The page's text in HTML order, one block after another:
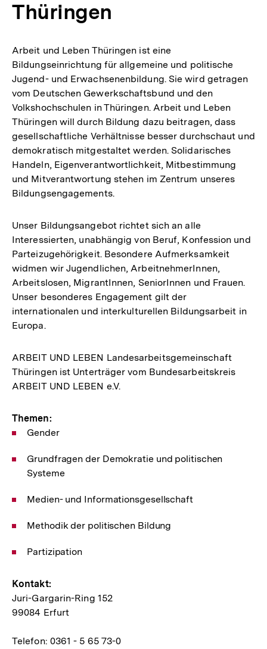
Thüringen
Arbeit und Leben Thüringen ist eine
Bildungseinrichtung für allgemeine und politische
Jugend- und Erwachsenenbildung. Sie wird getragen
vom Deutschen Gewerkschaftsbund und den
Volkshochschulen in Thüringen. Arbeit und Leben
Thüringen will durch Bildung dazu beitragen, dass
gesellschaftliche Verhältnisse besser durchschaut und
demokratisch mitgestaltet werden. Solidarisches
Handeln, Eigenverantwortlichkeit, Mitbestimmung
und Mitverantwortung stehen im Zentrum unseres
Bildungsengagements.
Unser Bildungsangebot richtet sich an alle
Interessierten, unabhängig von Beruf, Konfession und
Parteizugehörigkeit. Besondere Aufmerksamkeit
widmen wir Jugendlichen, ArbeitnehmerInnen,
Arbeitslosen, MigrantInnen, SeniorInnen und Frauen.
Unser besonderes Engagement gilt der
internationalen und interkulturellen Bildungsarbeit in
Europa.
ARBEIT UND LEBEN Landesarbeitsgemeinschaft
Thüringen ist Unterträger vom Bundesarbeitskreis
ARBEIT UND LEBEN e.V.
Themen:
Gender
Grundfragen der Demokratie und politischen
Systeme
Medien- und Informationsgesellschaft
Methodik der politischen Bildung
Partizipation
Kontakt:
Juri-Gargarin-Ring 152
99084 Erfurt
Telefon: 0361 - 5 65 73-0